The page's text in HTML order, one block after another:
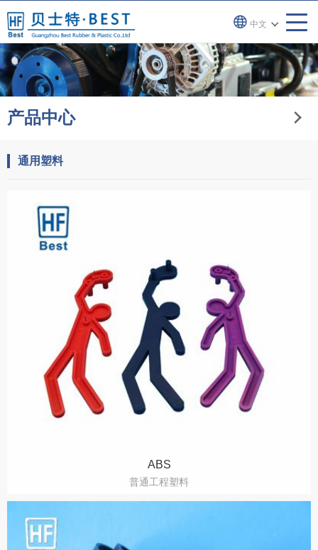
中文
产品中心
通用塑料
ABS
普通工程塑料